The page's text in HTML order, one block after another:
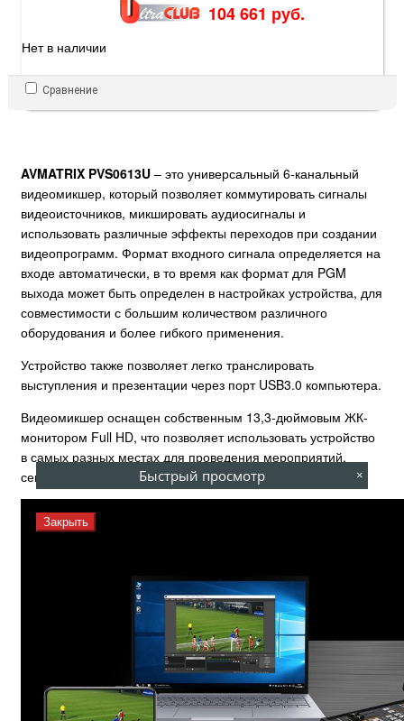
104 661 руб.
Нет в наличии
Сравнение
AVMATRIX PVS0613U – это универсальный 6-канальный
видеомикшер, который позволяет коммутировать сигналы
видеоисточников, микшировать аудиосигналы и
использовать различные эффекты переходов при создании
видеопрограмм. Формат входного сигнала определяется на
входе автоматически, в то время как формат для PGM
выхода может быть определен в настройках устройства, для
совместимости с большим количеством различного
оборудования и более гибкого применения.
Устройство также позволяет легко транслировать
выступления и презентации через порт USB3.0 компьютера.
Видеомикшер оснащен собственным 13,3-дюймовым ЖК-
монитором Full HD, что позволяет использовать устройство
в самых разных местах для проведения мероприятий,
семинаров и т.д.
Быстрый просмотр ×
Закрыть